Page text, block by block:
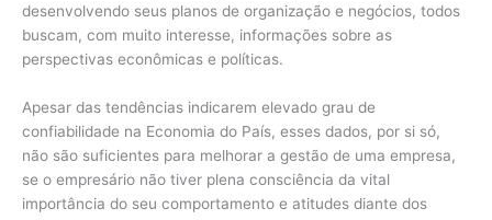
desenvolvendo seus planos de organização e negócios, todos
buscam, com muito interesse, informações sobre as
perspectivas econômicas e políticas.
Apesar das tendências indicarem elevado grau de
confiabilidade na Economia do País, esses dados, por si só,
não são suficientes para melhorar a gestão de uma empresa,
se o empresário não tiver plena consciência da vital
importância do seu comportamento e atitudes diante dos